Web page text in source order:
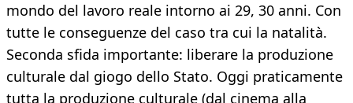
mondo del lavoro reale intorno ai 29, 30 anni. Con
tutte le conseguenze del caso tra cui la natalità.
Seconda sfida importante: liberare la produzione
culturale dal giogo dello Stato. Oggi praticamente
tutta la produzione culturale (dal cinema alla